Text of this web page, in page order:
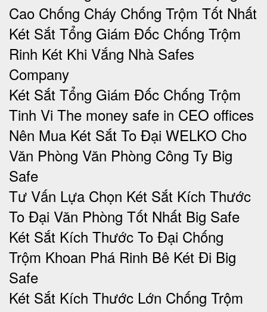
Cao Chống Cháy Chống Trộm Tốt Nhất
Két Sắt Tổng Giám Đốc Chống Trộm
Rinh Két Khi Vắng Nhà Safes
Company
Két Sắt Tổng Giám Đốc Chống Trộm
Tinh Vi The money safe in CEO offices
Nên Mua Két Sắt To Đại WELKO Cho
Văn Phòng Văn Phòng Công Ty Big
Safe
Tư Vấn Lựa Chọn Két Sắt Kích Thước
To Đại Văn Phòng Tốt Nhất Big Safe
Két Sắt Kích Thước To Đại Chống
Trộm Khoan Phá Rinh Bê Két Đi Big
Safe
Két Sắt Kích Thước Lớn Chống Trộm